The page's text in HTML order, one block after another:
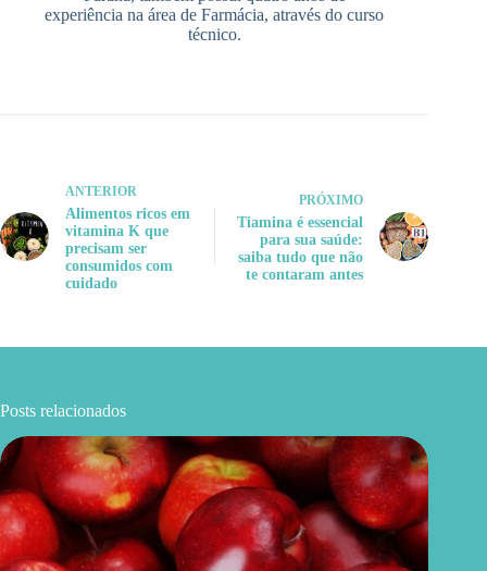
experiência na área de Farmácia, através do curso
técnico.
ANTERIOR
Alimentos ricos em
vitamina K que
precisam ser
consumidos com
cuidado
PRÓXIMO
Tiamina é essencial
para sua saúde:
saiba tudo que não
te contaram antes
Posts relacionados